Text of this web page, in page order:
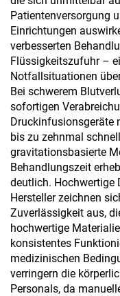
Patientenversorgung
Einrichtungen
verbesserten
Flüssigkeitszufuhr –
Notfallsituationen
Bei schwerem
sofortigen
Druckinfusionsgeräte
bis zu zehnmal
gravitationsbasierte
Behandlungszeit
deutlich. Hochwertige
Hersteller zeichnen
Zuverlässigkeit aus,
hochwertige
konsistentes
medizinischen
verringern die
Personals, da